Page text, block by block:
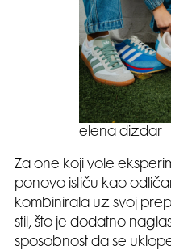
elena dizdar
Za one koji vole
ponovo ističu kao
kombinirala uz svoj
stil, što je dodatno
sposobnost da se